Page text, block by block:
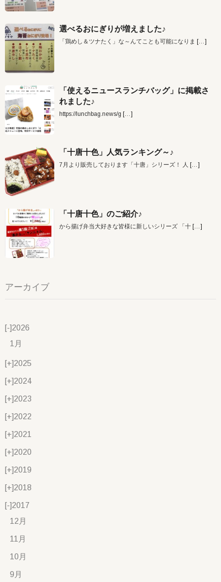
選べるおにぎりが増えました♪
「鶏めし＆ツナたく」な～んてことも可能になりま […]
「使えるニュースランチバッグ」に掲載さ
れました♪
https://lunchbag.news/g […]
「十唐十色」人気ランキング～♪
7月より販売しております「十唐」シリーズ！ 人 […]
「十唐十色」のご紹介♪
から揚げ弁当大好きな皆様に新しいシリーズ 「十 […]
アーカイブ
[-]2026
1月
[+]2025
[+]2024
[+]2023
[+]2022
[+]2021
[+]2020
[+]2019
[+]2018
[-]2017
12月
11月
10月
9月